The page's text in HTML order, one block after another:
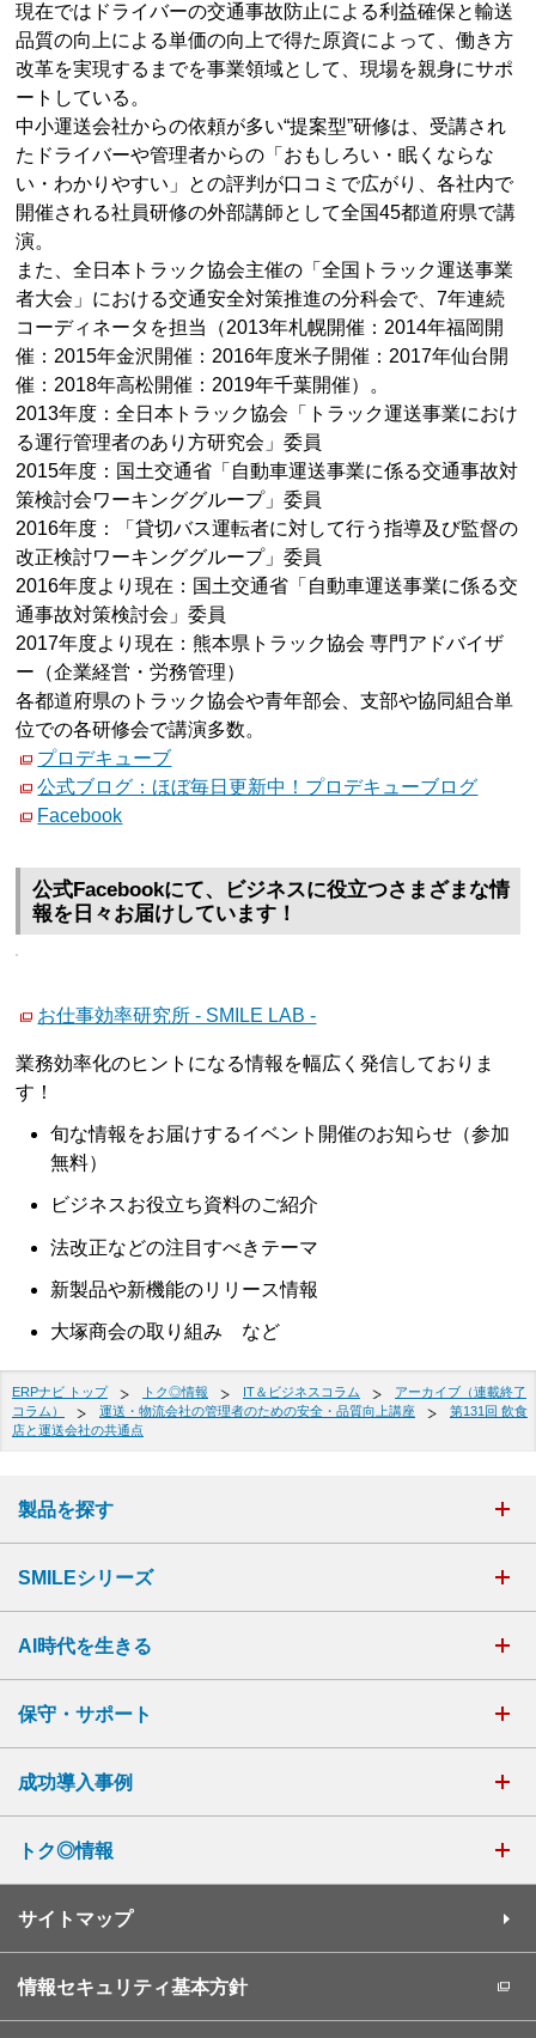
現在ではドライバーの交通事故防止による利益確保と輸送
品質の向上による単価の向上で得た原資によって、働き方
改革を実現するまでを事業領域として、現場を親身にサポ
ートしている。
中小運送会社からの依頼が多い“提案型”研修は、受講され
たドライバーや管理者からの「おもしろい・眠くならな
い・わかりやすい」との評判が口コミで広がり、各社内で
開催される社員研修の外部講師として全国45都道府県で講
演。
また、全日本トラック協会主催の「全国トラック運送事業
者大会」における交通安全対策推進の分科会で、7年連続
コーディネータを担当（2013年札幌開催：2014年福岡開
催：2015年金沢開催：2016年度米子開催：2017年仙台開
催：2018年高松開催：2019年千葉開催）。
2013年度：全日本トラック協会「トラック運送事業におけ
る運行管理者のあり方研究会」委員
2015年度：国土交通省「自動車運送事業に係る交通事故対
策検討会ワーキンググループ」委員
2016年度：「貸切バス運転者に対して行う指導及び監督の
改正検討ワーキンググループ」委員
2016年度より現在：国土交通省「自動車運送事業に係る交
通事故対策検討会」委員
2017年度より現在：熊本県トラック協会 専門アドバイザ
ー（企業経営・労務管理）
各都道府県のトラック協会や青年部会、支部や協同組合単
位での各研修会で講演多数。
プロデキューブ
公式ブログ：ほぼ毎日更新中！プロデキューブログ
Facebook
公式Facebookにて、ビジネスに役立つさまざまな情
報を日々お届けしています！
お仕事効率研究所 - SMILE LAB -
業務効率化のヒントになる情報を幅広く発信しておりま
す！
旬な情報をお届けするイベント開催のお知らせ（参加
無料）
ビジネスお役立ち資料のご紹介
法改正などの注目すべきテーマ
新製品や新機能のリリース情報
大塚商会の取り組み など
ERPナビ トップ トク◎情報 IT＆ビジネスコラム
アーカイブ（連載終了
コラム）
運送・物流会社の管理者のための安全・品質向上講座
第131回 飲食
店と運送会社の共通点
製品を探す
SMILEシリーズ
AI時代を生きる
保守・サポート
成功導入事例
トク◎情報
サイトマップ
情報セキュリティ基本方針